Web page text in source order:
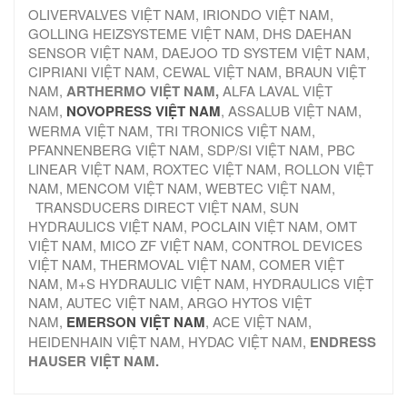
OLIVERVALVES VIỆT NAM, IRIONDO VIỆT NAM,
GOLLING HEIZSYSTEME VIỆT NAM, DHS DAEHAN
SENSOR VIỆT NAM, DAEJOO TD SYSTEM VIỆT NAM,
CIPRIANI VIỆT NAM, CEWAL VIỆT NAM, BRAUN VIỆT
NAM, ARTHERMO VIỆT NAM,ALFA LAVAL VIỆT
NAM, NOVOPRESS VIỆT NAM, ASSALUB VIỆT NAM,
WERMA VIỆT NAM, TRI TRONICS VIỆT NAM,
PFANNENBERG VIỆT NAM, SDP/SI VIỆT NAM, PBC
LINEAR VIỆT NAM, ROXTEC VIỆT NAM, ROLLON VIỆT
NAM, MENCOM VIỆT NAM, WEBTEC VIỆT NAM,
TRANSDUCERS DIRECT VIỆT NAM, SUN
HYDRAULICS VIỆT NAM, POCLAIN VIỆT NAM, OMT
VIỆT NAM, MICO ZF VIỆT NAM, CONTROL DEVICES
VIỆT NAM, THERMOVAL VIỆT NAM, COMER VIỆT
NAM, M+S HYDRAULIC VIỆT NAM, HYDRAULICS VIỆT
NAM, AUTEC VIỆT NAM, ARGO HYTOS VIỆT
NAM, EMERSON VIỆT NAM, ACE VIỆT NAM,
HEIDENHAIN VIỆT NAM, HYDAC VIỆT NAM, ENDRESS
HAUSER VIỆT NAM.